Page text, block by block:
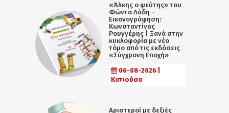
«Άλκης ο ψεύτης» του
Φώντα Λάδη –
Εικονογράφηση:
Κωνσταντίνος
Ρουγγέρης | Ξανά στην
κυκλοφορία με νέο
τόμο από τις εκδόσεις
«Σύγχρονη Εποχή»
06-08-2026 |
Κατιούσα
Αριστεροί με δεξιές